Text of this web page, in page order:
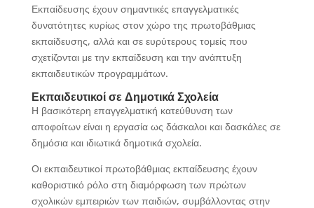
Εκπαίδευσης έχουν σημαντικές επαγγελματικές
δυνατότητες κυρίως στον χώρο της πρωτοβάθμιας
εκπαίδευσης, αλλά και σε ευρύτερους τομείς που
σχετίζονται με την εκπαίδευση και την ανάπτυξη
εκπαιδευτικών προγραμμάτων.
Εκπαιδευτικοί σε Δημοτικά Σχολεία
Η βασικότερη επαγγελματική κατεύθυνση των
αποφοίτων είναι η εργασία ως δάσκαλοι και δασκάλες σε
δημόσια και ιδιωτικά δημοτικά σχολεία.
Οι εκπαιδευτικοί πρωτοβάθμιας εκπαίδευσης έχουν
καθοριστικό ρόλο στη διαμόρφωση των πρώτων
σχολικών εμπειριών των παιδιών, συμβάλλοντας στην